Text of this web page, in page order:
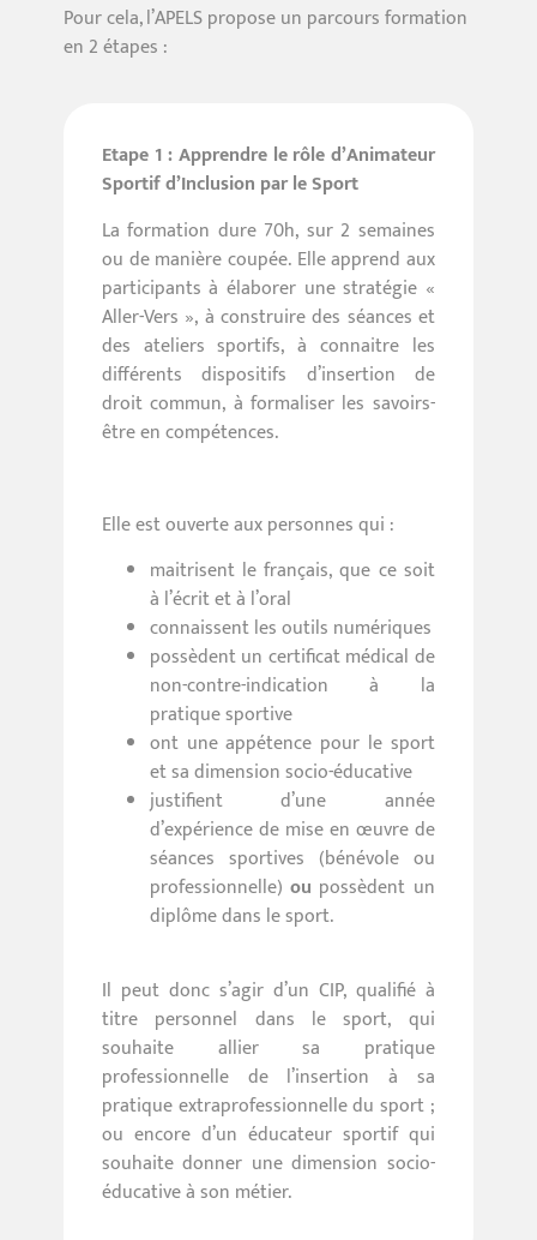
Pour cela, l’APELS propose un parcours formation
en 2 étapes :
Etape 1 : Apprendre le rôle d’Animateur
Sportif d’Inclusion par le Sport
La formation dure 70h, sur 2 semaines
ou de manière coupée. Elle apprend aux
participants à élaborer une stratégie «
Aller-Vers », à construire des séances et
des ateliers sportifs, à connaitre les
différents dispositifs d’insertion de
droit commun, à formaliser les savoirs-
être en compétences.
Elle est ouverte aux personnes qui :
maitrisent le français, que ce soit
à l’écrit et à l’oral
connaissent les outils numériques
possèdent un certificat médical de
non-contre-indication à la
pratique sportive
ont une appétence pour le sport
et sa dimension socio-éducative
justifient d’une année
d’expérience de mise en œuvre de
séances sportives (bénévole ou
professionnelle) ou possèdent un
diplôme dans le sport.
Il peut donc s’agir d’un CIP, qualifié à
titre personnel dans le sport, qui
souhaite allier sa pratique
professionnelle de l’insertion à sa
pratique extraprofessionnelle du sport ;
ou encore d’un éducateur sportif qui
souhaite donner une dimension socio-
éducative à son métier.